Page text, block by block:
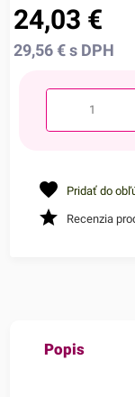
24,03 €
29,56€ s DPH
Pridať do
Recenzia
Popis